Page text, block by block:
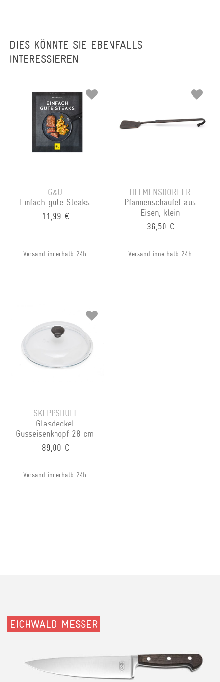
DIES KÖNNTE SIE EBENFALLS
INTERESSIEREN
G&U
Einfach gute Steaks
11,99 €
Versand innerhalb 24h
HELMENSDORFER
Pfannenschaufel aus
Eisen, klein
36,50 €
Versand innerhalb 24h
SKEPPSHULT
Glasdeckel
Gusseisenknopf 28 cm
89,00 €
Versand innerhalb 24h
EICHWALD MESSER